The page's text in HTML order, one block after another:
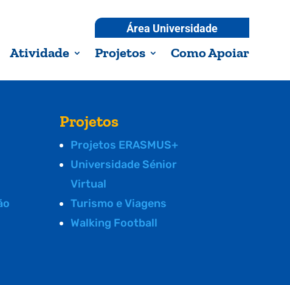
Área Universidade
Atividade Projetos Como Apoiar
Projetos
Projetos ERASMUS+
Universidade Sénior
Virtual
Turismo e Viagens
Walking Football